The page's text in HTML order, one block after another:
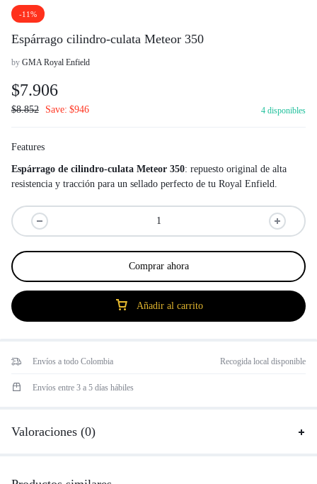
-11%
Espárrago cilindro-culata Meteor 350
by GMA Royal Enfield
$7.906
$8.852 Save: $946 4 disponibles
Features
Espárrago de cilindro-culata Meteor 350: repuesto original de alta
resistencia y tracción para un sellado perfecto de tu Royal Enfield.
Añadir al carrito
Comprar ahora
Envíos a todo Colombia Recogida local disponible
Envíos entre 3 a 5 días hábiles
Valoraciones (0)